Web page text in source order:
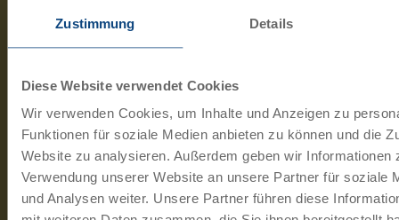
Zustimmung Details
Diese Website verwendet Cookies
Wir verwenden Cookies, um Inhalte und Anzeigen zu
Funktionen für soziale Medien anbieten zu können und die
Website zu analysieren. Außerdem geben wir Informationen
Verwendung unserer Website an unsere Partner für soziale
und Analysen weiter. Unsere Partner führen diese
Vier Jahreszeiten Starnberg
Nähe des Zentrums der Kreisstadt Starnberg und ist
circa 500 Meter vom Starnberger See entfernt. Das
Seebad mit Bademöglichkeit ist fußläufig…
Verlängerung auf Anfrage